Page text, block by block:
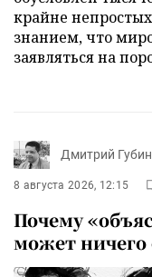
крайне
знанием, что
заявляться на
Дмитрий Губин
8 августа 2026, 12:15
Почему
может ничего